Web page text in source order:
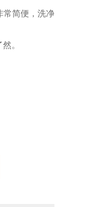
常简便，洗净
。